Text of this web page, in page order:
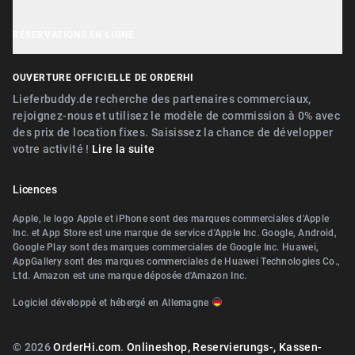
Digitaler Geschenkgutscheinverkauf
Près de Erlangen
Près de Fürth
Près de Zirndorf
Près de Lauf an der Pegnitz
Près de Wallerstein
Près de Wendelstein
Près de Herzogenaurach
Près de Roth
Près de Diespeck
Près de Nittendorf
Près de Erlangen
Près de Landshut Altdorf
Près de Wallerstein
Près de Pegnitz
Près de Teublitz
Près de Bayreuth
OUVERTURE OFFICIELLE DE ORDERHI
Lieferbuddy.de recherche des partenaires commerciaux,
rejoignez-nous et utilisez le modèle de commission à 0% avec
des prix de location fixes. Saisissez la chance de développer
votre activité ! Lire la suite
Licences
Apple, le logo Apple et iPhone sont des marques commerciales d'Apple
Inc. et App Store est une marque de service d'Apple Inc. Google, Android,
Google Play sont des marques commerciales de Google Inc. Huawei,
AppGallery sont des marques commerciales de Huawei Technologies Co.,
Ltd. Amazon est une marque déposée d'Amazon Inc.
Logiciel développé et hébergé en Allemagne
© 2026OrderHi.com.Onlineshop, Reservierungs-, Kassen-